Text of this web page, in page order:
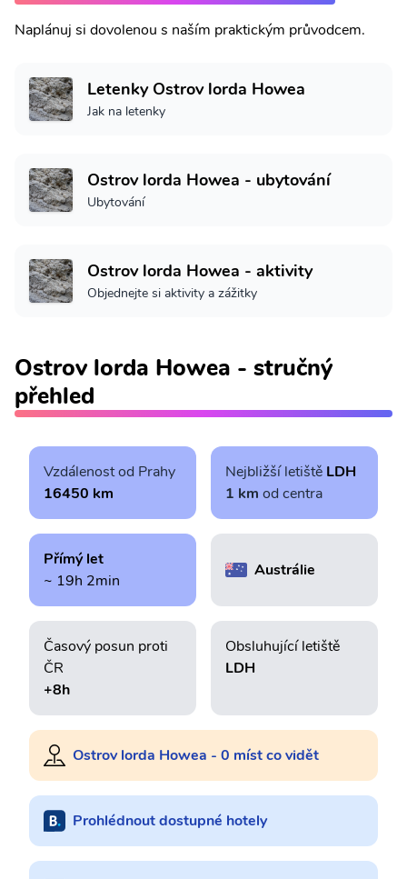
Naplánuj si dovolenou s naším praktickým průvodcem.
Letenky Ostrov lorda Howea
Jak na letenky
Ostrov lorda Howea - ubytování
Ubytování
Ostrov lorda Howea - aktivity
Objednejte si aktivity a zážitky
Ostrov lorda Howea - stručný
přehled
Vzdálenost od Prahy
16450 km
Nejbližší letiště LDH
1 km od centra
Přímý let
~ 19h 2min
Austrálie
Časový posun proti
ČR
+8h
Obsluhující letiště
LDH
Ostrov lorda Howea - 0 míst co vidět
Prohlédnout dostupné hotely